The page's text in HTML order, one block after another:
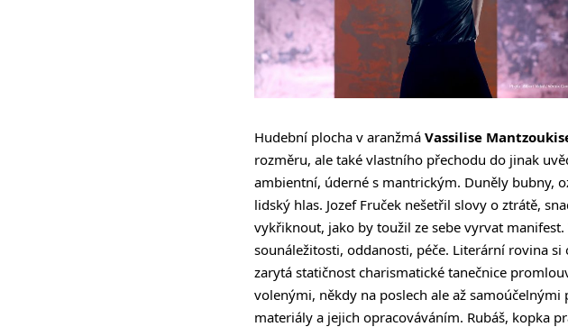
Hudební plocha v aranžmá Vassilise
rozměru, ale také vlastního přechodu do jinak
ambientní, úderné s mantrickým. Duněly bubny,
lidský hlas. Jozef Fruček nešetřil slovy o ztrátě,
vykřiknout, jako by toužil ze sebe vyrvat
sounáležitosti, oddanosti, péče. Literární rovina
zarytá statičnost charismatické tanečnice
volenými, někdy na poslech ale až
materiály a jejich opracováváním. Rubáš, kopka